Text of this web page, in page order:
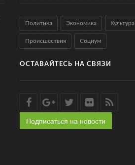
Политика Экономика Культура
Происшествия Социум
ОСТАВАЙТЕСЬ НА СВЯЗИ
Подписаться на новости